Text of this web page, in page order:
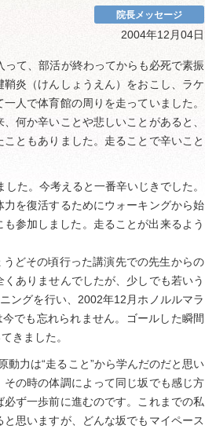
院長メッセージ
2004年12月04日
って、部活が終わってからも必死で素振
炎（けんしょうえん）をおこし、ラケ
人で体育館の周りを走っていました。
何か辛いことや悲しいことがあると、
ともありました。走ることで辛いこと
た。今考えると一番辛いじきでした。
を復活するためにウォーキングから始
参加しました。走ることが出来るよう
どその頃行った講演先での先生からの
ありませんでしたが、少しでも若いう
ングを行い、2002年12月ホノルルマラ
でも忘れられません。ゴールした瞬間
きました。
力は“走ること”から学んだのだと思い
の時の体調によって同じ坂でも感じ方
ず一歩前に進むのです。これまでの私
思いますが、どんな坂でもマイペース